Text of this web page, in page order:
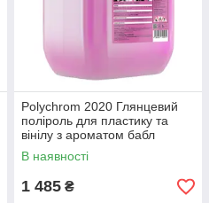
Polychrom 2020 Глянцевий
поліроль для пластику та
вінілу з ароматом бабл
гам"POLYROLE SHINE", 5л
В наявності
1 485 ₴